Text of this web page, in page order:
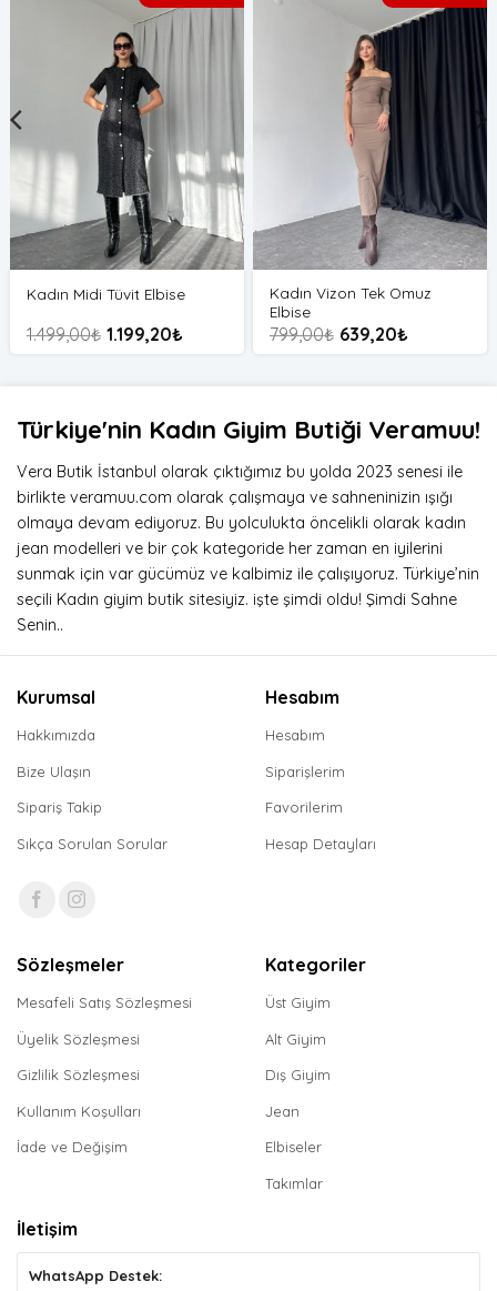
Kadın Midi Tüvit Elbise
1.499,00₺ 1.199,20₺
Kadın Vizon Tek Omuz
Elbise
799,00₺ 639,20₺
Türkiye'nin Kadın Giyim Butiği Veramuu!
Vera Butik İstanbul olarak çıktığımız bu yolda 2023 senesi ile
birlikte veramuu.com olarak çalışmaya ve sahneninizin ışığı
olmaya devam ediyoruz. Bu yolculukta öncelikli olarak kadın
jean modelleri ve bir çok kategoride her zaman en iyilerini
sunmak için var gücümüz ve kalbimiz ile çalışıyoruz. Türkiye’nin
seçili Kadın giyim butik sitesiyiz. işte şimdi oldu! Şimdi Sahne
Senin..
Kurumsal
Hakkımızda
Bize Ulaşın
Sipariş Takip
Sıkça Sorulan Sorular
Hesabım
Hesabım
Siparişlerim
Favorilerim
Hesap Detayları
Sözleşmeler
Mesafeli Satış Sözleşmesi
Üyelik Sözleşmesi
Gizlilik Sözleşmesi
Kullanım Koşulları
İade ve Değişim
Kategoriler
Üst Giyim
Alt Giyim
Dış Giyim
Jean
Elbiseler
Takımlar
İletişim
WhatsApp Destek: